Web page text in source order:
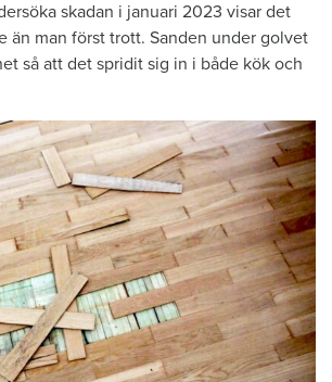
skadan i januari 2023 visar det
än man först trott. Sanden under golvet
så att det spridit sig in i både kök och